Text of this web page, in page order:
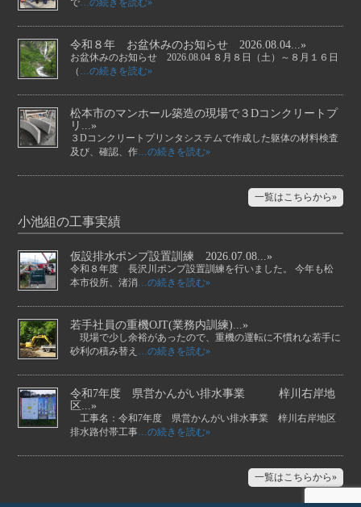
で…の続きを読む»
令和８年 お盆休みのお知らせ 2026.08.04...»
お盆休みのお知らせ 2026.08.04 ８月８日（土）～８月１６日
（ …の続きを読む»
松本市のマンホール築造の現場で３Dコンクリートプ
リ...»
３Dコンクリートプリンタシステムで作成した躯体の材料検査
及び、確認、作…の続きを読む»
一覧はこちらから»
小池組の工事実績
仮設排水ポンプ設置訓練 2026.07.08...»
令和８年度 長沢川ポンプ設置訓練を行いました。 今年も松
本市役所、渚消…の続きを読む»
若手社員の重機OJT(業務内訓練)...»
現場で少し余裕があったので、重機の運転に不慣れな若手に
砂利の積み替え …の続きを読む»
令和7年度 県営かんがい排水事業 梓川右岸地
区...»
工事名：令和7年度 県営かんがい排水事業 梓川右岸地区
排水路付帯工事…の続きを読む»
一覧はこちらから»